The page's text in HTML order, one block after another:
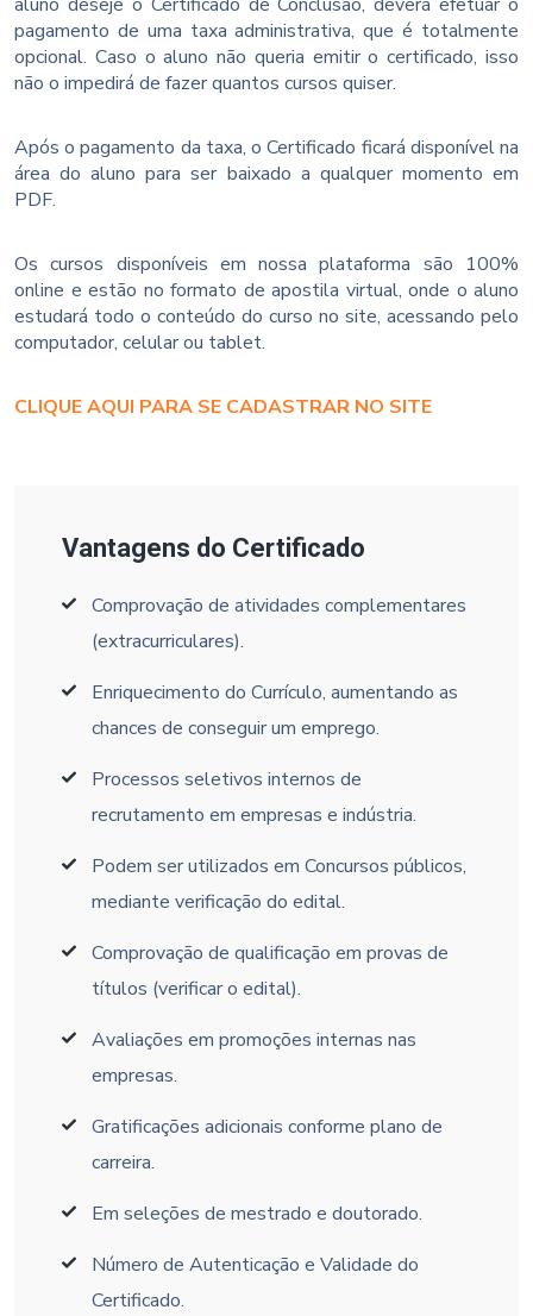
pagamento de uma taxa administrativa, que é totalmente
opcional. Caso o aluno não queria emitir o certificado, isso
não o impedirá de fazer quantos cursos quiser.
Após o pagamento da taxa, o Certificado ficará disponível na
área do aluno para ser baixado a qualquer momento em
PDF.
Os cursos disponíveis em nossa plataforma são 100%
online e estão no formato de apostila virtual, onde o aluno
estudará todo o conteúdo do curso no site, acessando pelo
computador, celular ou tablet.
CLIQUE AQUI PARA SE CADASTRAR NO SITE
Vantagens do Certificado
Comprovação de atividades complementares
(extracurriculares).
Enriquecimento do Currículo, aumentando as
chances de conseguir um emprego.
Processos seletivos internos de
recrutamento em empresas e indústria.
Podem ser utilizados em Concursos públicos,
mediante verificação do edital.
Comprovação de qualificação em provas de
títulos (verificar o edital).
Avaliações em promoções internas nas
empresas.
Gratificações adicionais conforme plano de
carreira.
Em seleções de mestrado e doutorado.
Número de Autenticação e Validade do
Certificado.